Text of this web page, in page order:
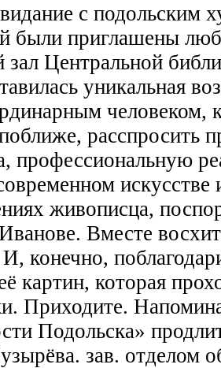
с подольским
были приглашены
зал Центральной
уникальная
человеком,
расспросить
профессиональную
искусстве
живописца,
Вместе
конечно,
картин, которая
Приходите.
Подольска»
зав. отделом